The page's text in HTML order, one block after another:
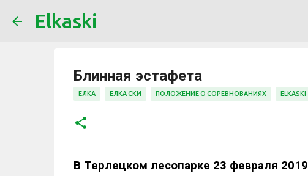
Elkaski
Блинная эстафета
ЕЛКА ЕЛКА СКИ ПОЛОЖЕНИЕ О СОРЕВНОВАНИЯХ ELKASKI
В Терлецком лесопарке 23 февраля 2019